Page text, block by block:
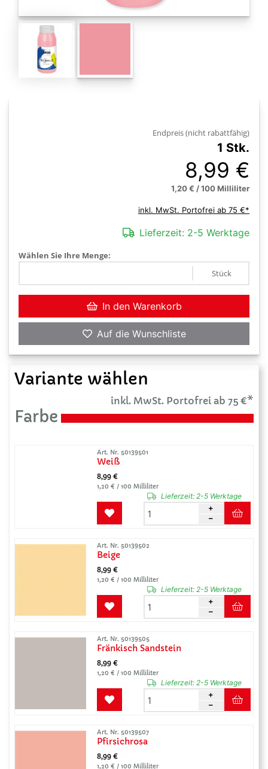
Endpreis (nicht rabattfähig)
1 Stk.
8,99 €
1,20 € / 100 Milliliter
inkl. MwSt. Portofrei ab 75 €*
Lieferzeit: 2-5 Werktage
Wählen Sie Ihre Menge:
Stück
In den Warenkorb
Auf die Wunschliste
Variante wählen
inkl. MwSt. Portofrei ab 75 €*
Farbe
Art. Nr. 50139501
Weiß
8,99 €
1,20 € / 100 Milliliter
Lieferzeit:2-5 Werktage
Art. Nr. 50139502
Beige
8,99 €
1,20 € / 100 Milliliter
Lieferzeit:2-5 Werktage
Art. Nr. 50139505
Fränkisch Sandstein
8,99 €
1,20 € / 100 Milliliter
Lieferzeit:2-5 Werktage
Art. Nr. 50139507
Pfirsichrosa
8,99 €
1,20 € / 100 Milliliter